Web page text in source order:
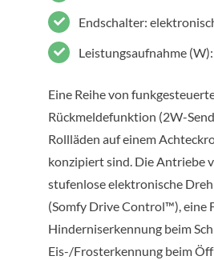
Endschalter:
Leistungsaufnahme
Eine Reihe von
Rückmeldefunktion (2W-
Rollläden auf einem
konzipiert sind. Die Antriebe
stufenlose elektronische
(Somfy Drive Control™), eine
Hinderniserkennung beim
Eis-/Frosterkennung beim